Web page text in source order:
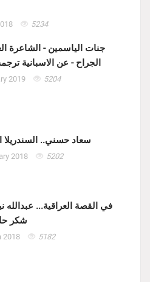
5234
جنات الياسمين - الشاعرة
الجراح - عن الاسبانية
2019 5204
سعاد حسني.. السندريلا
2018 5202
في القصة العراقية... عبدالله
شكر
2018 5182